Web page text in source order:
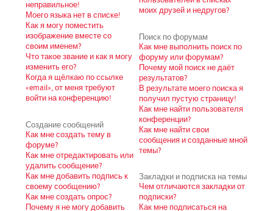
неправильное!
Моего языка нет в списке!
Как я могу поместить
изображение вместе со
своим именем?
Что такое звание и как я могу
изменить его?
Когда я щёлкаю по ссылке
«email», от меня требуют
войти на конференцию!
Создание сообщений
Как мне создать тему в
форуме?
Как мне отредактировать или
удалить сообщение?
Как мне добавить подпись к
своему сообщению?
Как мне создать опрос?
Почему я не могу добавить
моих друзей и недругов?
Поиск по форумам
Как мне выполнить поиск по
форуму или форумам?
Почему мой поиск не даёт
результатов?
В результате моего поиска я
получил пустую страницу!
Как мне найти пользователя
конференции?
Как мне найти свои
сообщения и созданные мной
темы?
Закладки и подписка на темы
Чем отличаются закладки от
подписки?
Как мне подписаться на